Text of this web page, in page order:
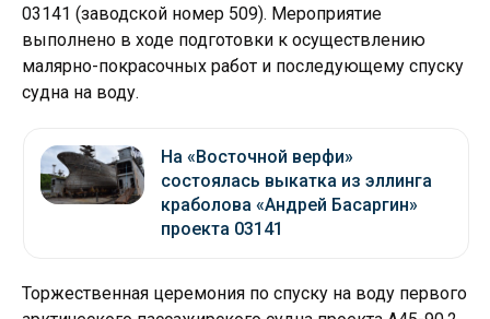
03141 (заводской номер 509). Мероприятие
выполнено в ходе подготовки к осуществлению
малярно-покрасочных работ и последующему спуску
судна на воду.
На «Восточной верфи»
состоялась выкатка из эллинга
краболова «Андрей Басаргин»
проекта 03141
Торжественная церемония по спуску на воду первого